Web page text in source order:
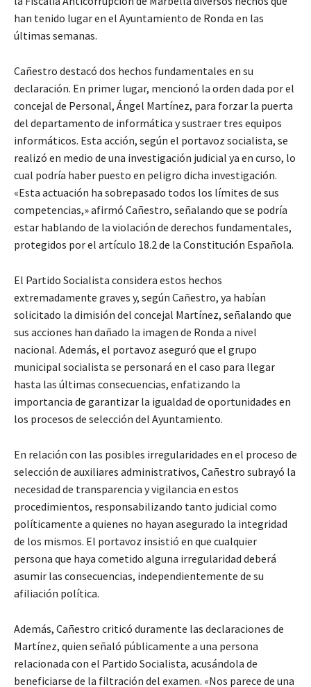
han tenido lugar en el Ayuntamiento de Ronda en las
últimas semanas.
Cañestro destacó dos hechos fundamentales en su
declaración. En primer lugar, mencionó la orden dada por el
concejal de Personal, Ángel Martínez, para forzar la puerta
del departamento de informática y sustraer tres equipos
informáticos. Esta acción, según el portavoz socialista, se
realizó en medio de una investigación judicial ya en curso, lo
cual podría haber puesto en peligro dicha investigación.
«Esta actuación ha sobrepasado todos los límites de sus
competencias,» afirmó Cañestro, señalando que se podría
estar hablando de la violación de derechos fundamentales,
protegidos por el artículo 18.2 de la Constitución Española.
El Partido Socialista considera estos hechos
extremadamente graves y, según Cañestro, ya habían
solicitado la dimisión del concejal Martínez, señalando que
sus acciones han dañado la imagen de Ronda a nivel
nacional. Además, el portavoz aseguró que el grupo
municipal socialista se personará en el caso para llegar
hasta las últimas consecuencias, enfatizando la
importancia de garantizar la igualdad de oportunidades en
los procesos de selección del Ayuntamiento.
En relación con las posibles irregularidades en el proceso de
selección de auxiliares administrativos, Cañestro subrayó la
necesidad de transparencia y vigilancia en estos
procedimientos, responsabilizando tanto judicial como
políticamente a quienes no hayan asegurado la integridad
de los mismos. El portavoz insistió en que cualquier
persona que haya cometido alguna irregularidad deberá
asumir las consecuencias, independientemente de su
afiliación política.
Además, Cañestro criticó duramente las declaraciones de
Martínez, quien señaló públicamente a una persona
relacionada con el Partido Socialista, acusándola de
beneficiarse de la filtración del examen. «Nos parece de una